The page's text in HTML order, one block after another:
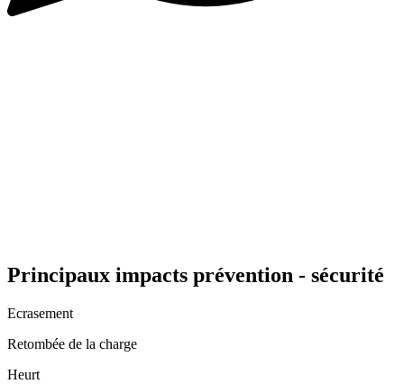
Principaux impacts prévention - sécurité
Ecrasement
Retombée de la charge
Heurt